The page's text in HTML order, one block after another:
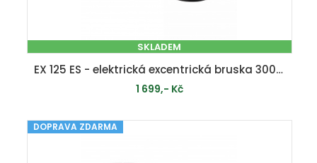
SKLADEM
EX 125 ES - elektrická excentrická bruska 300 W
1 699,- Kč
DOPRAVA ZDARMA